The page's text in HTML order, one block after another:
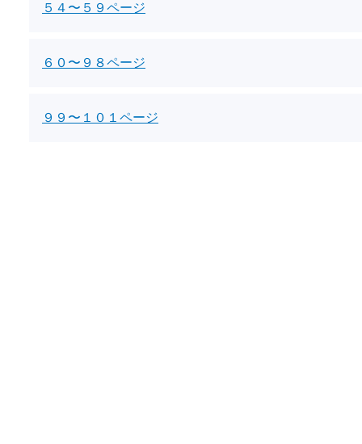
５４〜５９ページ
６０〜９８ページ
９９〜１０１ページ